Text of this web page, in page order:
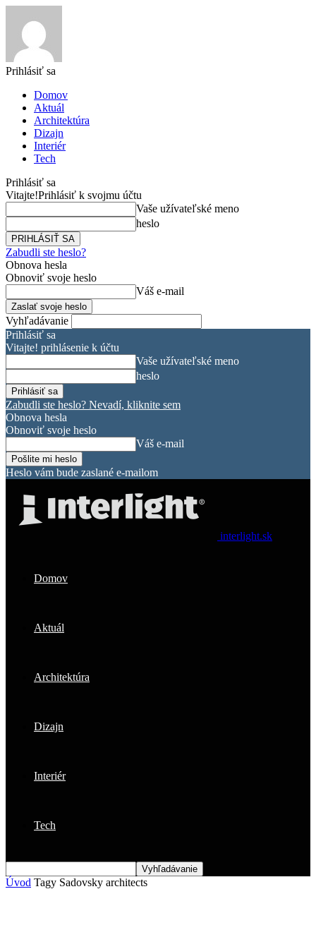
Prihlásiť sa
Domov
Aktuál
Architektúra
Dizajn
Interiér
Tech
Prihlásiť sa
Vitajte!Prihlásiť k svojmu účtu
Vaše užívateľské meno
heslo
Zabudli ste heslo?
Obnova hesla
Obnoviť svoje heslo
Váš e-mail
Vyhľadávanie
Prihlásiť sa
Vitajte! prihlásenie k účtu
Vaše užívateľské meno
heslo
Zabudli ste heslo? Nevadí, kliknite sem
Obnova hesla
Obnoviť svoje heslo
Váš e-mail
Heslo vám bude zaslané e-mailom
interlight.sk
Domov
Aktuál
Architektúra
Dizajn
Interiér
Tech
Úvod Tagy Sadovsky architects